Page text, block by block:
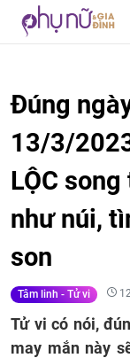
Đúng
13/3/
LỘC
như núi,
son
Tâm linh - Tử vi
Tử vi có nói,
may mắn này